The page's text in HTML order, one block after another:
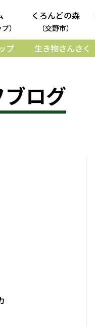
）
くろんどの森
（交野市）
プ 生き物さんさく
ログ